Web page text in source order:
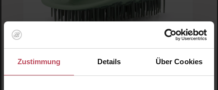
Zustimmung Details Über Cookies
Durchschnittliche Bewertung von 5 von 5